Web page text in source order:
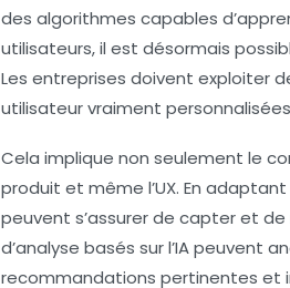
des algorithmes capables
utilisateurs, il est désormais
Les entreprises doivent exploiter
utilisateur vraiment
Cela implique non seulement le
produit et même l’UX. En
peuvent s’assurer de capter et
d’analyse basés sur l’IA peuvent
recommandations pertinentes et